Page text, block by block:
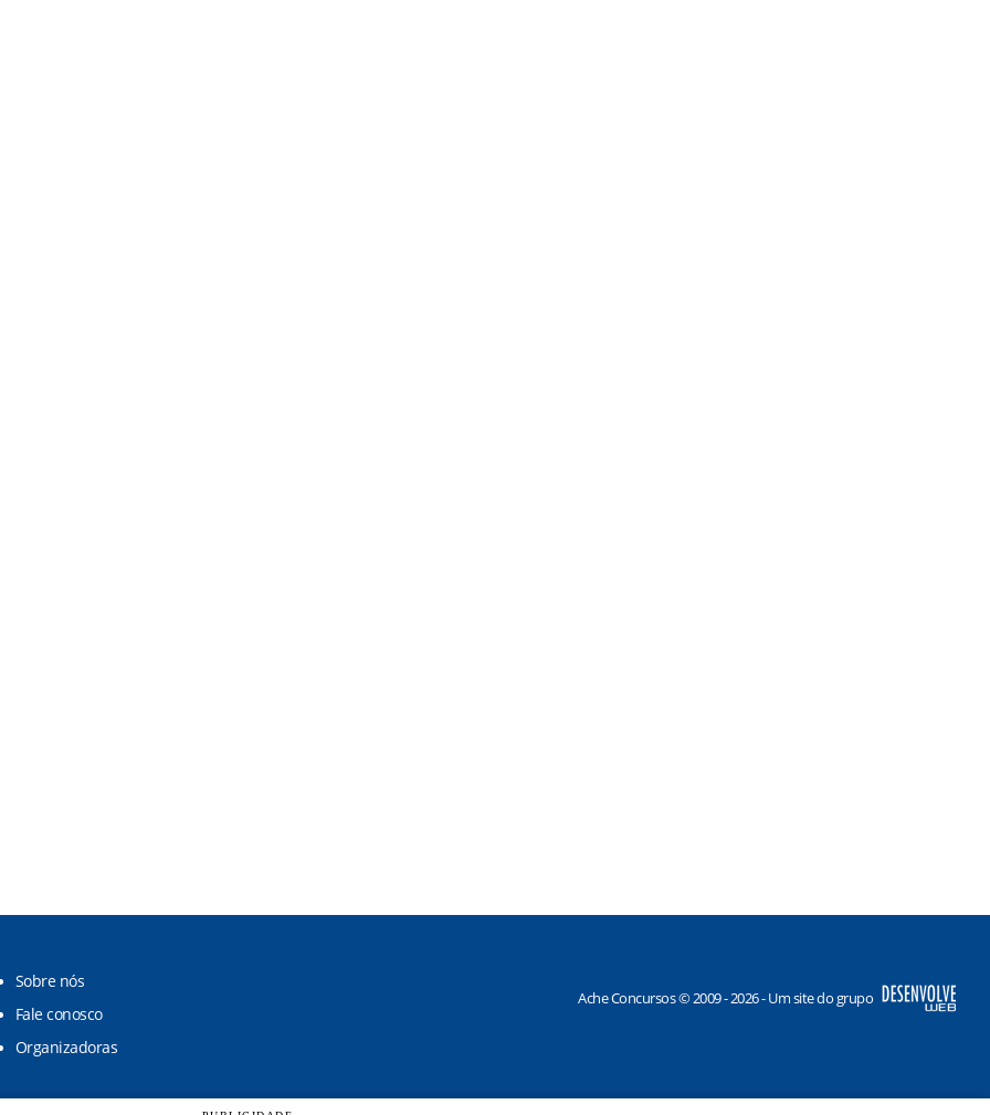
Sobre nós
Fale conosco
Organizadoras
Ache Concursos © 2009 - 2026 - Um site do grupo